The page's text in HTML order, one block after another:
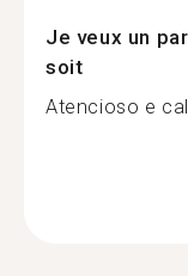
Je veux un
soit
Atencioso e